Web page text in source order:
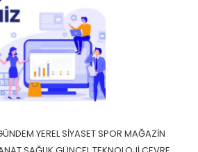
YERELSİYASETSPOR MAĞAZİN